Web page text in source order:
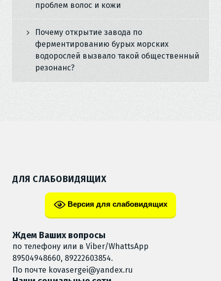
проблем волос и кожи
Почему открытие завода по
ферментированию бурых морских
водорослей вызвало такой общественный
резонанс?
ДЛЯ СЛАБОВИДЯЩИХ
Версия для слабовидящих
Ждем Ваших вопросы
по телефону или в Viber/WhattsApp
89504948660, 89222603854.
По почте kovasergei@yandex.ru